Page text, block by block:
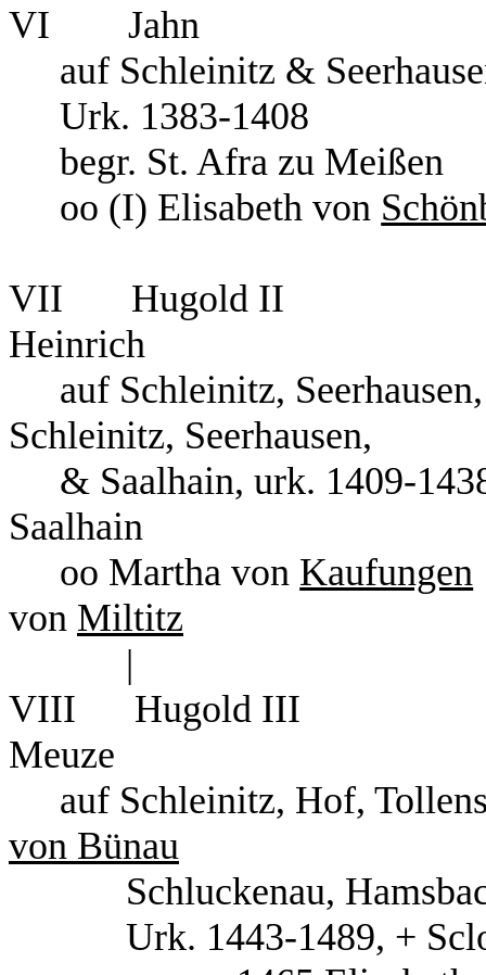
VI
Jahn
auf Schleinitz &
Urk. 1383-1408
begr. St. Afra zu Meißen
oo (I) Elisabeth von
VII
Hugold II
Heinrich
auf Schleinitz,
Schleinitz, Seerhausen,
& Saalhain, urk. 1409-
Saalhain
oo Martha von Kaufungen
von Miltitz
|
VIII
Hugold III
Meuze
auf Schleinitz, Hof,
von Bünau
Schluckenau,
Urk. 1443-1489, +